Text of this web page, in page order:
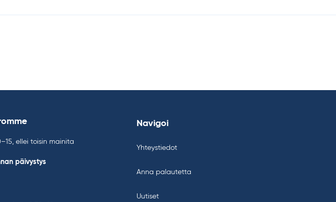
ellei toisin mainita
päivystys
Navigoi
Yhteystiedot
Anna palautetta
Uutiset